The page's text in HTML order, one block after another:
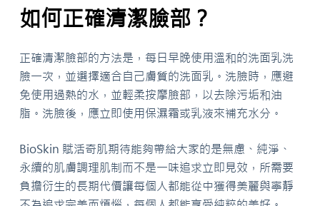
如何正確清潔臉部？
正確清潔臉部的方法是，每日早晚使用溫和的洗面乳洗
臉一次，並選擇適合自己膚質的洗面乳。洗臉時，應避
免使用過熱的水，並輕柔按摩臉部，以去除污垢和油
脂。洗臉後，應立即使用保濕霜或乳液來補充水分。
BioSkin 賦活奇肌期待能夠帶給大家的是無慮、純淨、
永續的肌膚調理肌制而不是一味追求立即見效，所需要
負擔衍生的長期代價讓每個人都能從中獲得美麗與寧靜